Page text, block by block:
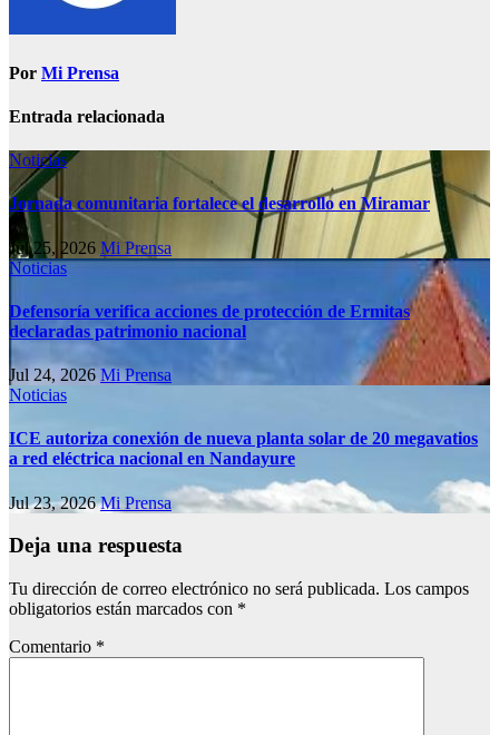
Por Mi Prensa
Entrada relacionada
Noticias
Jornada comunitaria fortalece el desarrollo en Miramar
Jul 25, 2026 Mi Prensa
Noticias
Defensoría verifica acciones de protección de Ermitas
declaradas patrimonio nacional
Jul 24, 2026Mi Prensa
Noticias
ICE autoriza conexión de nueva planta solar de 20 megavatios
a red eléctrica nacional en Nandayure
Jul 23, 2026Mi Prensa
Deja una respuesta
Tu dirección de correo electrónico no será publicada. Los campos
obligatorios están marcados con *
Comentario *